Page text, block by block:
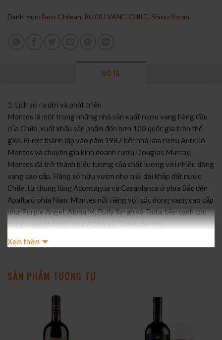
Danh mục: Best Chilean, RƯỢU VANG CHILE, Shiraz/Syrah
MÔ TẢ
1. Lịch sử ra đời và phát triển
Montes là một trong những nhà sản xuất rượu vang hàng đầu
của Chile, xuất khẩu sản phẩm đến hơn 100 quốc gia trên thế
giới. Được thành lập vào năm 1987 bởi nhà làm rượu Aurelio
Montes và chuyên gia kinh doanh rượu Douglas Murray,
Montes đã trở thành biểu tượng của chất lượng với nhiều dòng
vang cao cấp. Hãng sở hữu vườn nho trải dài khắp đất nước
Chile, từ thung lũng Aconcagua và Casablanca ở phía Bắc đến
Apalta ở phía Nam. Montes nổi tiếng với các dòng vang cao cấp
như Purple Angel, Alpha M, Folly Syrah và Taita, bên cạnh các
dòng vang phổ biến như Alpha và Classic Series.
Montes Alpha Syrah là sự kết hợp của 90% Syrah, 7% Cabernet
hoặc sáng sớm để bảo toàn độ tươi mát. Sau khi lên men, 50%
rượu được ủ trong thùng gỗ sồi Pháp mới trong 12 tháng, giúp
tăng cường độ sâu và phức hợp hương vị. Quá trình này tạo ra
một loại vang đỏ đậm đà, cân bằng giữa hương trái cây và các
nốt gỗ sồi tinh tế.
3. Đặc điểm nổi bật
Xem thêm
SẢN PHẨM TƯƠNG TỰ